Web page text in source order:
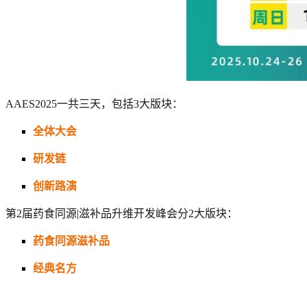
AAES2025一共三天，包括3大版块：
全体大会
研发链
创新路演
第2届药食同源|滋补品升维开发峰会分2大版块：
药食同源滋补品
经典名方